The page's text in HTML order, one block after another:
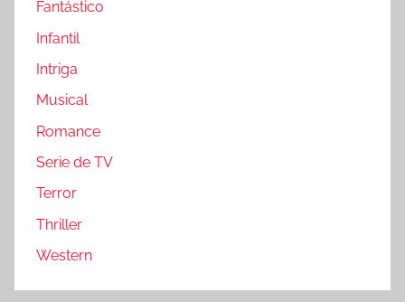
Fantástico
Infantil
Intriga
Musical
Romance
Serie de TV
Terror
Thriller
Western